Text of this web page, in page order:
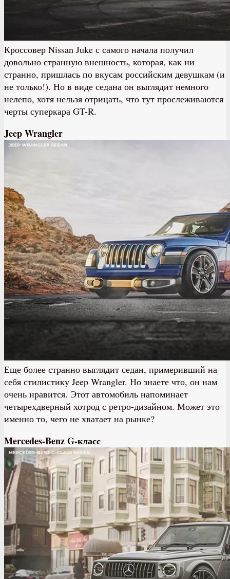
Кроссовер Nissan Juke с самого начала получил
довольно странную внешность, которая, как ни
странно, пришлась по вкусам российским девушкам (и
не только!). Но в виде седана он выглядит немного
нелепо, хотя нельзя отрицать, что тут прослеживаются
черты суперкара GT-R.
Jeep Wrangler
Еще более странно выглядит седан, примеривший на
себя стилистику Jeep Wrangler. Но знаете что, он нам
очень нравится. Этот автомобиль напоминает
четырехдверный хотрод с ретро-дизайном. Может это
именно то, чего не хватает на рынке?
Mercedes-Benz G-класс